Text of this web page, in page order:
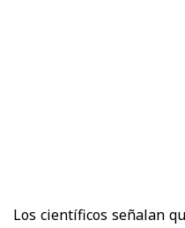
Los científicos señalan